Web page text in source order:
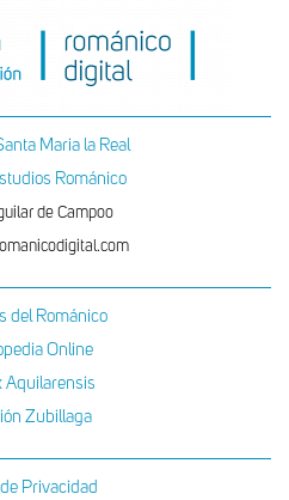
Maria la Real
Románico
de Campoo
del Románico
Online
Aquilarensis
Zubillaga
Privacidad